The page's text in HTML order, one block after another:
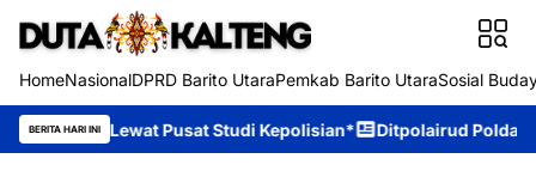
HomeNasionalDPRD Barito UtaraPemkab Barito UtaraSosial
BERITA HARI INI
Pusat Studi Kepolisian* Ditpolairud Polda Kalteng